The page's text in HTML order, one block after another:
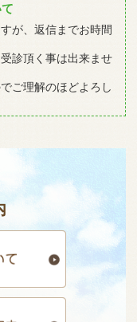
が、返信までお時間
診頂く事は出来ませ
ご理解のほどよろし